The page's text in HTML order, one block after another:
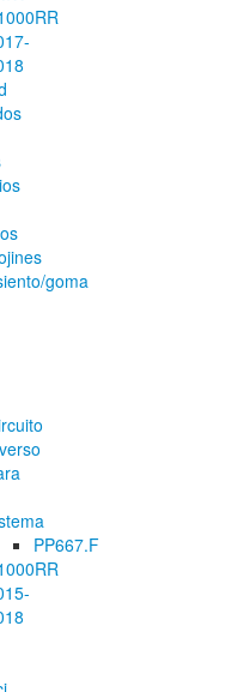
goma
PP667.F